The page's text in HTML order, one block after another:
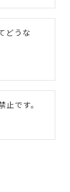
どうな
です。